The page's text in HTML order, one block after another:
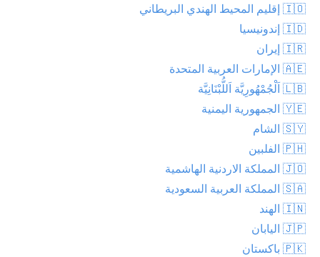
🇮🇴 إقليم المحيط الهندي البريطاني
🇮🇩 إندونيسيا
🇮🇷 إيران
🇦🇪 الإمارات العربية المتحدة
🇱🇧 اَلْجُمْهُورِيَّة اَللُّبْنَانِيَّة
🇾🇪 الجمهورية اليمنية
🇸🇾 الشام
🇵🇭 الفلبين
🇯🇴 المملكة الاردنية الهاشمية
🇸🇦 المملكة العربية السعودية
🇮🇳 الهند
🇯🇵 اليابان
🇵🇰 باكستان